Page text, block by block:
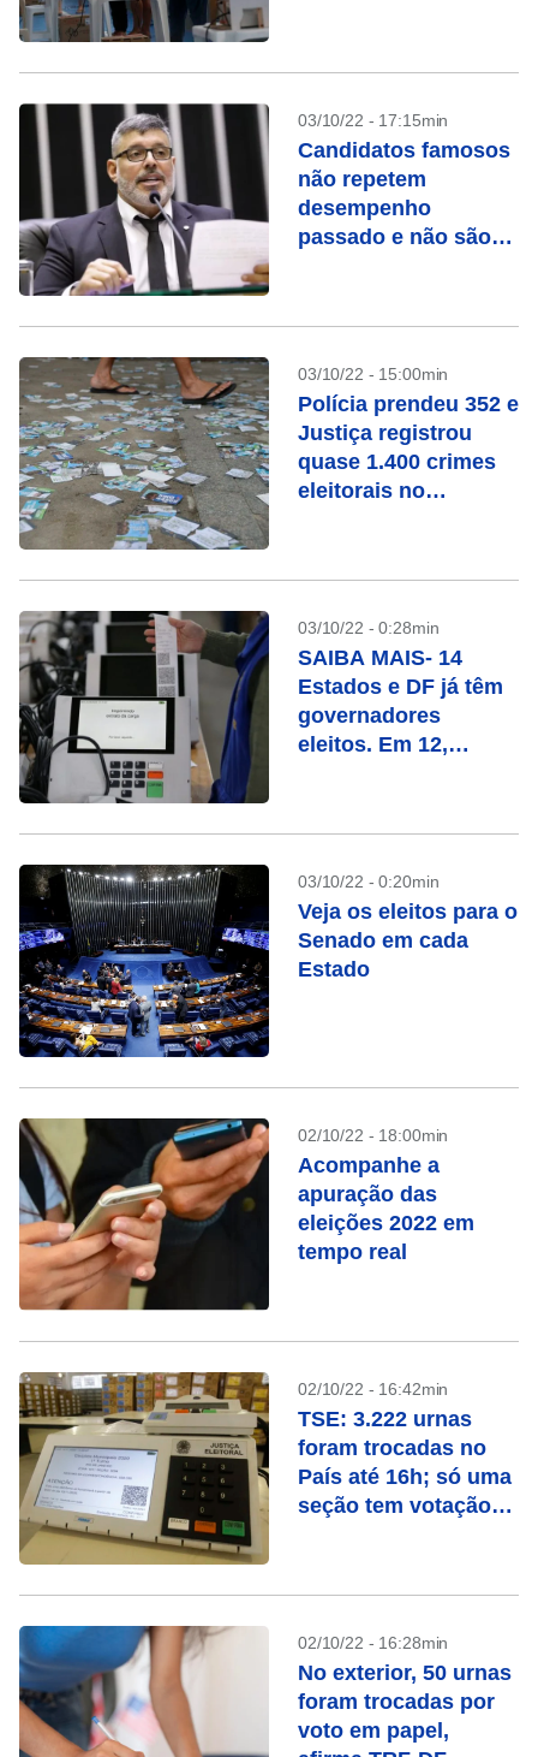
03/10/22 - 17:15min
Candidatos famosos
não repetem
desempenho
passado e não são
03/10/22 - 15:00min
Polícia prendeu 352 e
Justiça registrou
quase 1.400 crimes
eleitorais no
03/10/22 - 0:28min
SAIBA MAIS- 14
Estados e DF já têm
governadores
eleitos. Em 12,
03/10/22 - 0:20min
Veja os eleitos para o
Senado em cada
Estado
02/10/22 - 18:00min
Acompanhe a
apuração das
eleições 2022 em
tempo real
02/10/22 - 16:42min
TSE: 3.222 urnas
foram trocadas no
País até 16h; só uma
seção tem votação
02/10/22 - 16:28min
No exterior, 50 urnas
foram trocadas por
voto em papel,